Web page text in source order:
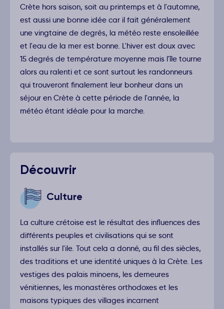
Crète hors saison, soit au printemps et à l'automne,
est aussi une bonne idée car il fait généralement
une vingtaine de degrés, la météo reste ensoleillée
et l'eau de la mer est bonne. L'hiver est doux avec
15 degrés de température moyenne mais l'île tourne
alors au ralenti et ce sont surtout les randonneurs
qui trouveront finalement leur bonheur dans un
séjour en Crète à cette période de l'année, la
météo étant idéale pour la marche.
Découvrir
Culture
La culture crétoise est le résultat des influences des
différents peuples et civilisations qui se sont
installés sur l'ile. Tout cela a donné, au fil des siècles,
des traditions et une identité uniques à la Crète. Les
vestiges des palais minoens, les demeures
vénitiennes, les monastères orthodoxes et les
maisons typiques des villages incarnent